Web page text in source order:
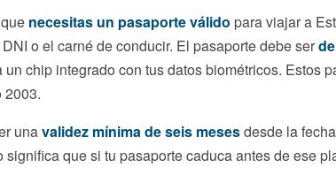
necesitas un pasaporte válido para viajar a
o el carné de conducir. El pasaporte debe ser
un chip integrado con tus datos biométricos. Estos
2003.
unavalidez mínima de seis mesesdesde la
significa que si tu pasaporte caduca antes de ese